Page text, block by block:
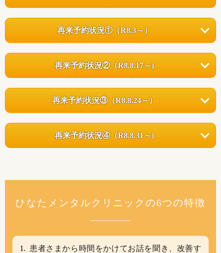
再来予約状況①（R8.3～ ）
再来予約状況②（R8.8.17～)
再来予約状況③（R8.8.24～ ）
再来予約状況④（R8.8.31～)
ひなたメンタルクリニックの6つの特徴
患者さまから時間をかけてお話を聞き、改善す